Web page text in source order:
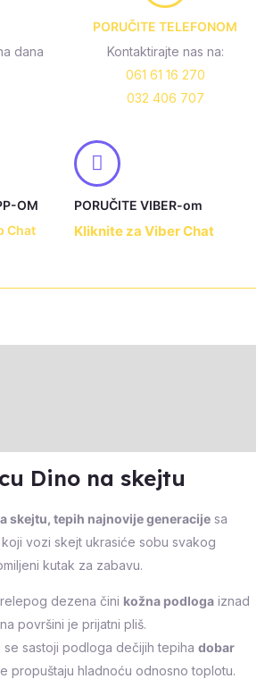
dana
PORUČITE TELEFONOM
Kontaktirajte nas na:
061 61 16 270
032 406 707
OM
Chat
PORUČITE VIBER-om
Kliknite za Viber Chat
Dino na skejtu
skejtu, tepih najnovije generacije sa
vozi skejt ukrasiće sobu svakog
kutak za zabavu.
dezena čini kožna podloga iznad
površini je prijatni pliš.
se sastoji podloga dečijih tepiha dobar
propuštaju hladnoću odnosno toplotu.